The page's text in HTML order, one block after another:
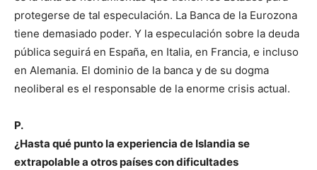
protegerse de tal especulación. La Banca de la Eurozona
tiene demasiado poder. Y la especulación sobre la deuda
pública seguirá en España, en Italia, en Francia, e incluso
en Alemania. El dominio de la banca y de su dogma
neoliberal es el responsable de la enorme crisis actual.
P.
¿Hasta qué punto la experiencia de Islandia se
extrapolable a otros países con dificultades